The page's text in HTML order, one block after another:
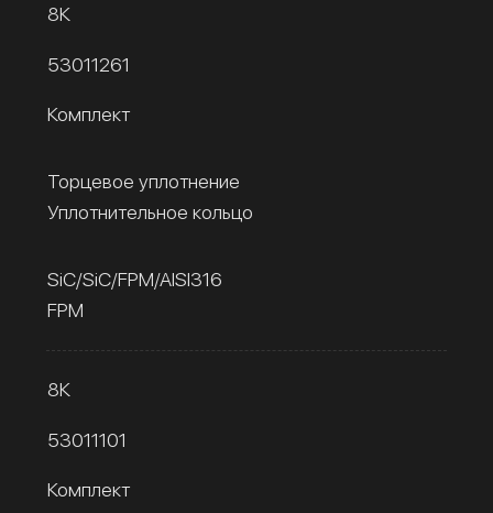
8К
53011261
Комплект
Торцевое уплотнение
Уплотнительное кольцо
SiC/SiC/FPM/AISI316
FPM
8К
53011101
Комплект